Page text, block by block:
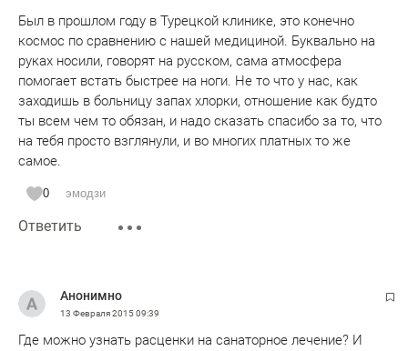
Был в прошлом году в Турецкой клинике, это конечно
космос по сравнению с нашей медициной. Буквально на
руках носили, говорят на русском, сама атмосфера
помогает встать быстрее на ноги. Не то что у нас, как
заходишь в больницу запах хлорки, отношение как будто
ты всем чем то обязан, и надо сказать спасибо за то, что
на тебя просто взглянули, и во многих платных то же
самое.
0 эмодзи
Ответить
Анонимно
13 Февраля 201509:39
Где можно узнать расценки на санаторное лечение? И